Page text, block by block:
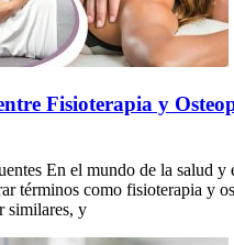
Fisioterapia y
En el mundo de la salud y
términos como fisioterapia y
similares, y